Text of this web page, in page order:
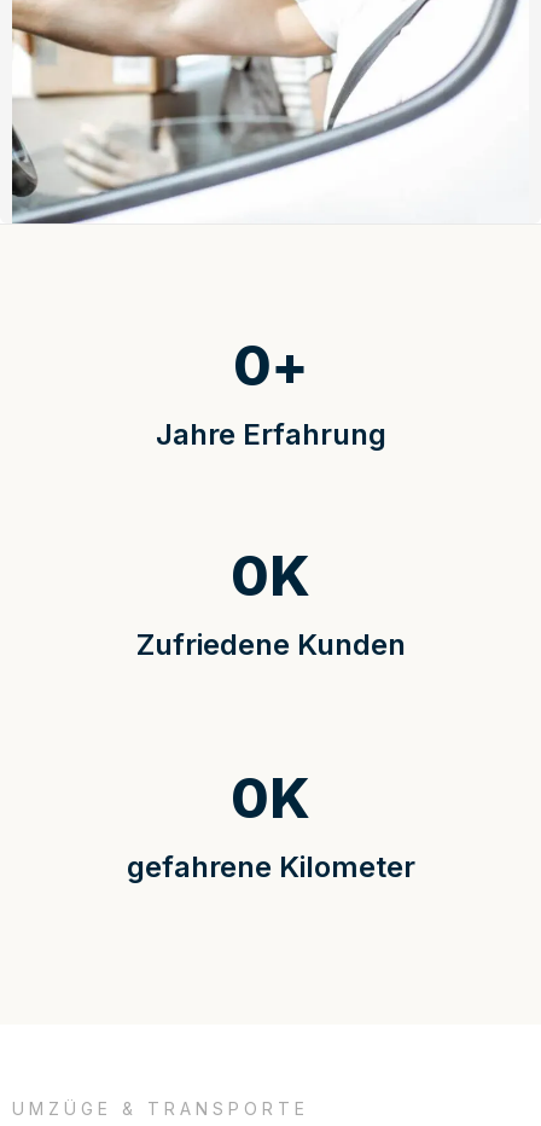
Jahre Erfahrung
0+
Zufriedene Kunden
0K
gefahrene Kilometer
0K
UMZÜGE & TRANSPORTE